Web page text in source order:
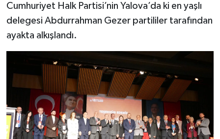
Cumhuriyet Halk Partisi’nin Yalova’da ki en yaşlı
delegesi Abdurrahman Gezer partililer tarafından
ayakta alkışlandı.